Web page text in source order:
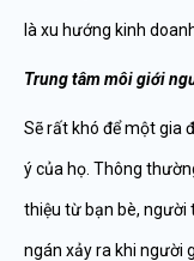
là xu hướng kinh
Trung tâm môi giới
Sẽ rất khó để một gia
ý của họ. Thông
thiệu từ bạn bè, người
ngán xảy ra khi người